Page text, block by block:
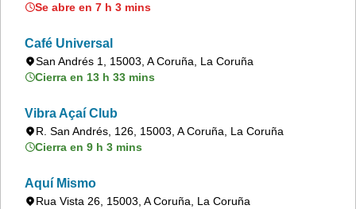
Se abre en 7 h 3 mins
Café Universal
San Andrés 1, 15003, A Coruña, La Coruña
Cierra en 13 h 33 mins
Vibra Açaí Club
R. San Andrés, 126, 15003, A Coruña, La Coruña
Cierra en 9 h 3 mins
Aquí Mismo
Rua Vista 26, 15003, A Coruña, La Coruña